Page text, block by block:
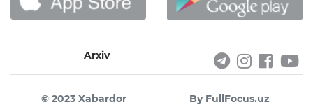
Arxiv
© 2023 Xabardor By FullFocus.uz